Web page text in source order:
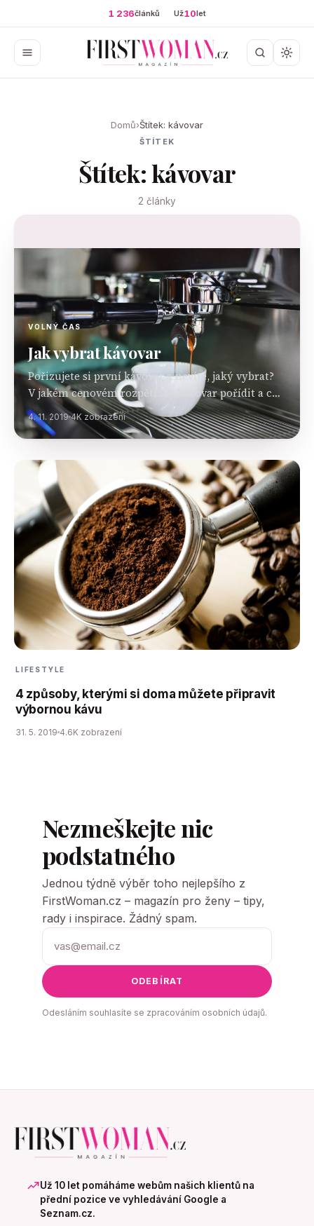
1 236článků Už10let
Domů›Štítek: kávovar
ŠTÍTEK
Štítek: kávovar
2 články
VOLNÝ ČAS
Jak vybrat kávovar
Pořizujete si první kávovar a nevíte, jaký vybrat?
V jakém cenovém rozpětí lze kávovar pořídit a co
vše by měl umět? V článku se na to podíváme.
Jaký je váš přístup ke…
4. 11. 2019 4K zobrazení
LIFESTYLE
4 způsoby, kterými si doma můžete připravit
výbornou kávu
31. 5. 2019 4.6K zobrazení
Nezmeškejte nic
podstatného
Jednou týdně výběr toho nejlepšího z
FirstWoman.cz – magazín pro ženy – tipy,
rady i inspirace. Žádný spam.
ODEBÍRAT
Odesláním souhlasíte se zpracováním osobních údajů.
Už 10 let pomáháme webům našich klientů na
přední pozice ve vyhledávání Google a
Seznam.cz.